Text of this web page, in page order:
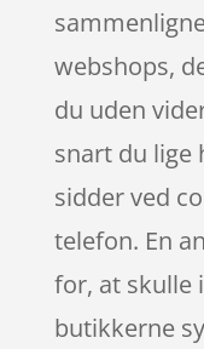
webshops,
du uden
snart du lige
sidder ved
telefon. En
for, at skulle
butikkerne